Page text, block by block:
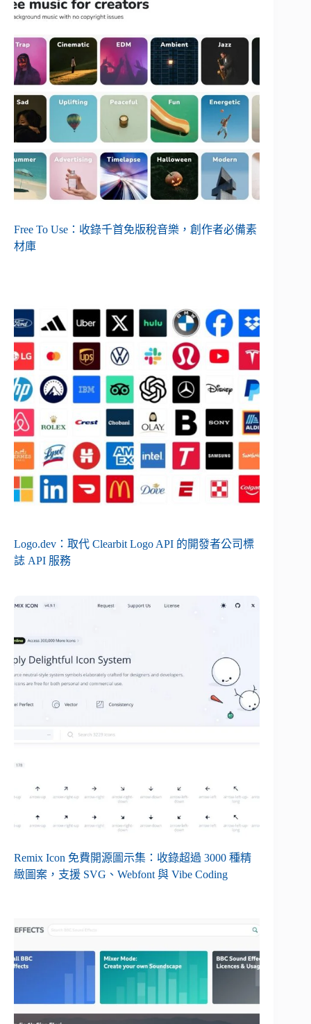
Free To Use：收錄千首免版稅音樂，創作者必備素
材庫
Logo.dev：取代 Clearbit Logo API 的開發者公司標
誌 API 服務
Remix Icon 免費開源圖示集：收錄超過 3000 種精
緻圖案，支援 SVG、Webfont 與 Vibe Coding